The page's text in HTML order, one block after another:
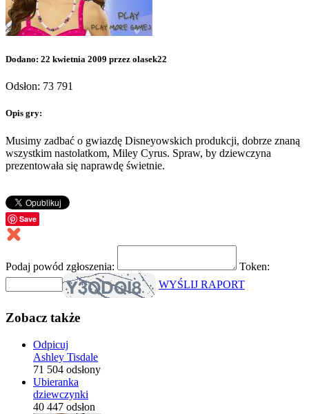
Dodano: 22 kwietnia 2009 przez olasek22
Odsłon: 73 791
Opis gry:
Musimy zadbać o gwiazdę Disneyowskich produkcji, dobrze znaną
wszystkim nastolatkom, Miley Cyrus. Spraw, by dziewczyna
prezentowała się naprawdę świetnie.
Save
Podaj powód zgłoszenia:
Token:
WYŚLIJ RAPORT
Zobacz także
Odpicuj
Ashley Tisdale
71 504 odsłony
Ubieranka
dziewczynki
40 447 odsłon